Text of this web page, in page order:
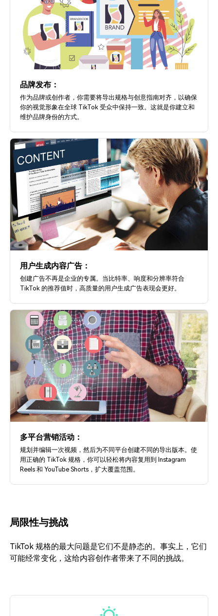
品牌发布：
作为品牌或创作者，你需要将导出规格与创意指南对齐，以确保
你的视觉形象在全球 TikTok 受众中保持一致。这就是你建立和
维护品牌身份的方式。
用户生成内容广告：
创建广告不再是企业的专属。当比特率、响度和分辨率符合
TikTok 的推荐值时，高质量的用户生成广告表现会更好。
多平台营销活动：
规划并编辑一次视频，然后为不同平台创建不同的导出版本。使
用正确的 TikTok 规格，你可以轻松将内容复用到 Instagram
Reels 和 YouTube Shorts，扩大覆盖范围。
局限性与挑战
TikTok 规格的最大问题是它们不是静态的。事实上，它们
可能经常变化，这给内容创作者带来了不同的挑战。